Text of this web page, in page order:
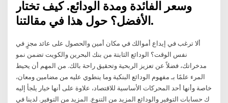
وسعر الفائدة ومدة الودائع. كيف تختار
الأفضل؟ حول هذا في مقالتنا.
ألا ترغب في إيداع أموالك في مكان أمين والحصول على عائد مجزٍ في
نفس الوقت؟ الودائع الثابتة من بنك البحرين والكويت تضمن نمو
مدخراتك، فضلاً عن تعزيز الربحية وتحقيق راحة بالك. من المهم أن يحيط
المرء علمًا بـ مفهوم الودائع البنكية وما ينطوي عليه من مضامين ومعان،
خاصة وأنها أحد المحركات الأساسية للاقتصاد، علاوة على أنها خيار يلجأ إليه
ك حسابات التوفير والودائع المزيد من التنوع. المزيد من التوفير. لدينا في